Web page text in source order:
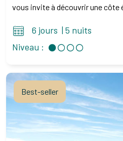
vous invite à découvrir une côte
6 jours | 5 nuits
Niveau :
Best-seller